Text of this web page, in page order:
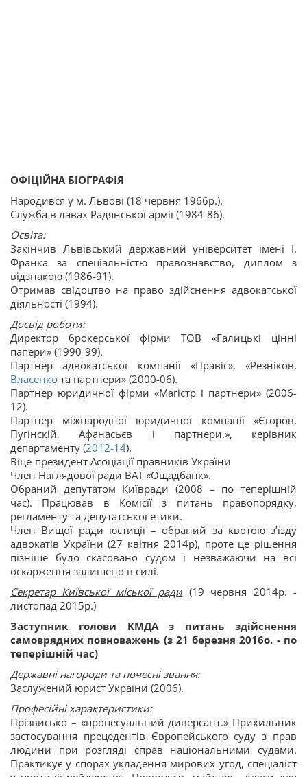
ОФІЦІЙНА БІОГРАФІЯ
Народився у м. Львові (18 червня 1966р.).
Служба в лавах Радянської армії (1984-86).
Освіта:
Закінчив Львівський державний університет імені І.
Франка за спеціальністю правознавство, диплом з
відзнакою (1986-91).
Отримав свідоцтво на право здійснення адвокатської
діяльності (1994).
Досвід роботи:
Директор брокерської фірми ТОВ «Галицькі цінні
папери» (1990-99).
Партнер адвокатської компанії «Правіс», «Резніков,
Власенко та партнери» (2000-06).
Партнер юридичної фірми «Магістр і партнери» (2006-
12).
Партнер міжнародної юридичної компанії «Єгоров,
Пугінскій, Афанасьєв і партнери.», керівник
департаменту (2012-14).
Віце-президент Асоціації правників України
Член Наглядової ради ВАТ «Ощадбанк».
Обраний депутатом Київради (2008 – по теперішній
час). Працював в Комісії з питань правопорядку,
регламенту та депутатської етики.
Член Вищої ради юстиції – обраний за квотою з’їзду
адвокатів України (27 квітня 2014р), проте це рішення
пізніше було скасовано судом і незважаючи на всі
оскарження залишено в силі.
Секретар Київської міської ради(19 червня 2014р. -
листопад 2015р.)
Заступник голови КМДА з питань здійснення
самоврядних повноважень (з 21 березня 2016о. - по
теперішній час)
Державні нагороди та почесні звання:
Заслужений юрист України (2006).
Професійні характеристики:
Прізвисько – «процесуальний диверсант.» Прихильник
застосування прецедентів Європейського суду з прав
людини при розгляді справ національними судами.
Практикує у спорах укладення мирових угод, спеціаліст